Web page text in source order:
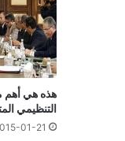
هذه هي أهم
التنظيمي
01-21